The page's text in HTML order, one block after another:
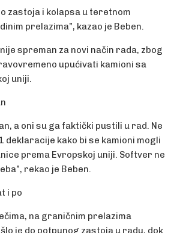
zastoja i kolapsa u teretnom
prelazima”, kazao je Beben.
spreman za novi način rada, zbog
upućivati kamioni sa
uniji.
a oni su ga faktički pustili u rad. Ne
deklaracije kako bi se kamioni mogli
prema Evropskoj uniji. Softver ne
rekao je Beben.
i po
na graničnim prelazima
je do potpunog zastoja u radu, dok